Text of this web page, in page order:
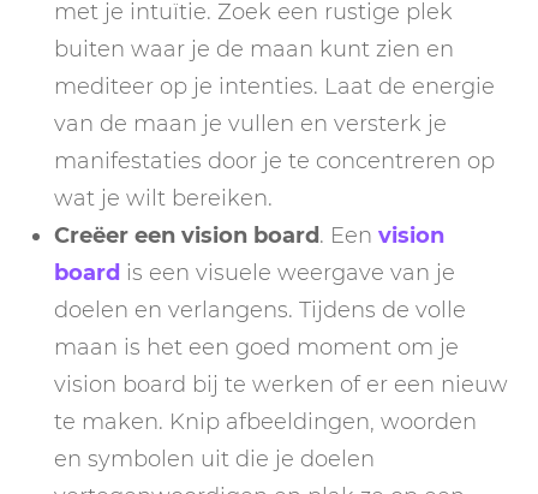
met je intuïtie. Zoek een rustige plek
buiten waar je de maan kunt zien en
mediteer op je intenties. Laat de energie
van de maan je vullen en versterk je
manifestaties door je te concentreren op
wat je wilt bereiken.
Creëer een vision board. Een vision
board is een visuele weergave van je
doelen en verlangens. Tijdens de volle
maan is het een goed moment om je
vision board bij te werken of er een nieuw
te maken. Knip afbeeldingen, woorden
en symbolen uit die je doelen